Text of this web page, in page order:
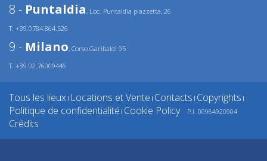
8 - Puntaldia, Loc. Puntaldia piazzetta, 26
T. +39.0784.864.526
9 - Milano, Corso Garibaldi 95
T. +39.02.76009446
Tous les lieux | Locations et Vente | Contacts | Copyrights |
Politique de confidentialité | Cookie Policy P.I. 00964920904
Crédits